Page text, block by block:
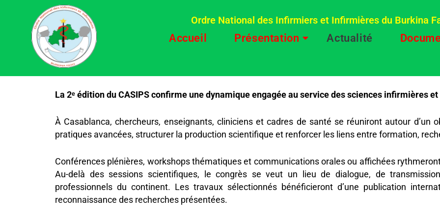
Ordre National des Infirmiers et Infirmières du Burkina
Accueil Présentation Actualité
La 2ᵉ édition du CASIPS confirme une dynamique engagée au service des sciences infirmières
À Casablanca, chercheurs, enseignants, cliniciens et cadres de santé se réuniront autour d’un
pratiques avancées, structurer la production scientifique et renforcer les liens entre formation,
Conférences plénières, workshops thématiques et communications orales ou affichées
Au-delà des sessions scientifiques, le congrès se veut un lieu de dialogue, de
professionnels du continent. Les travaux sélectionnés bénéficieront d’une publication
reconnaissance des recherches présentées.